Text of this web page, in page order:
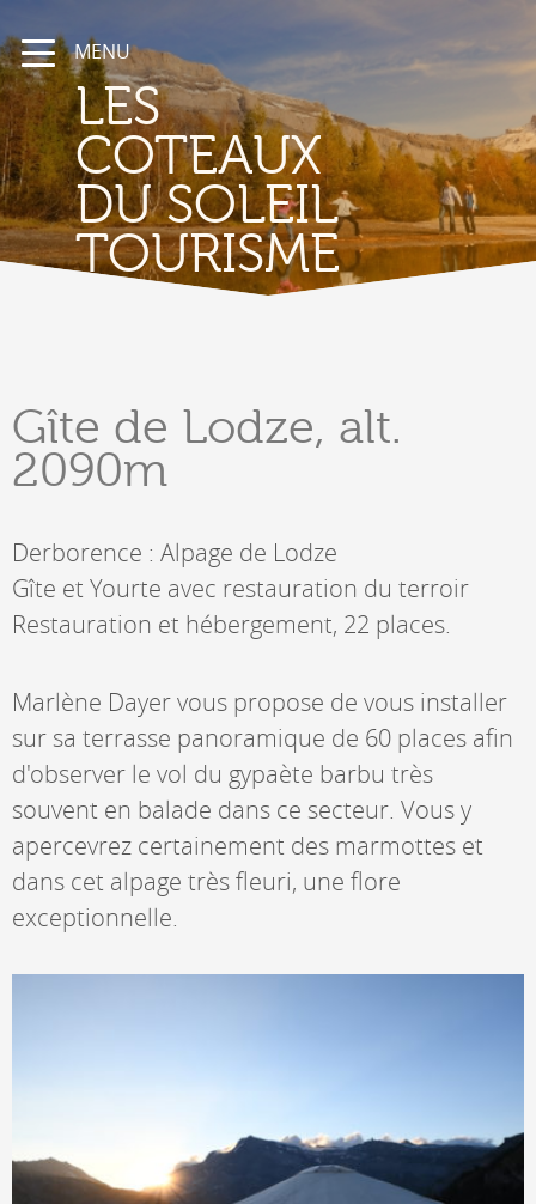
MENU
LES
COTEAUX
DU SOLEIL
TOURISME
Gîte de Lodze, alt.
2090m
Derborence : Alpage de Lodze
Gîte et Yourte avec restauration du terroir
Restauration et hébergement, 22 places.
Marlène Dayer vous propose de vous installer
sur sa terrasse panoramique de 60 places afin
d'observer le vol du gypaète barbu très
souvent en balade dans ce secteur. Vous y
apercevrez certainement des marmottes et
dans cet alpage très fleuri, une flore
exceptionnelle.